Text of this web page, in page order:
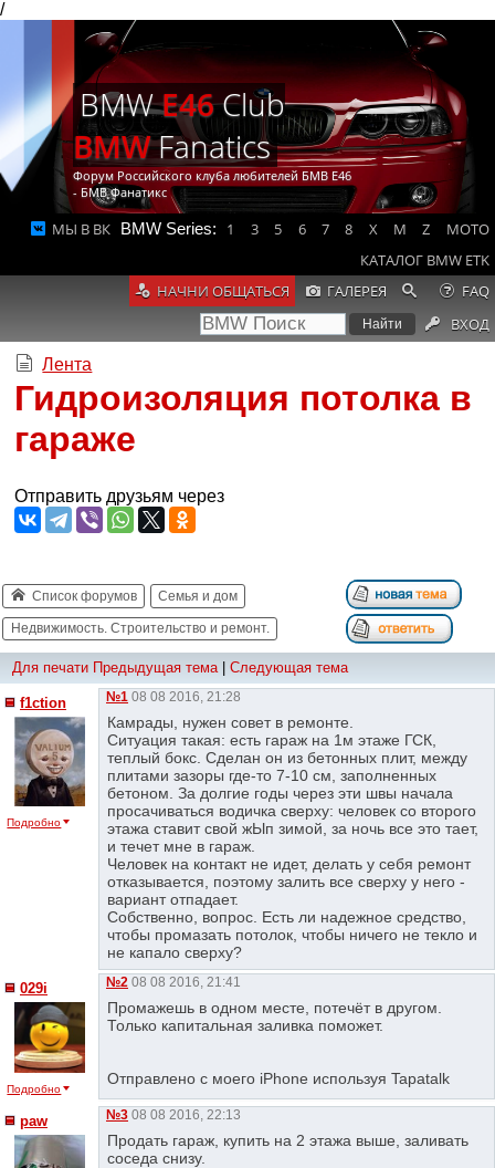
/
BMWE46Club
BMWFanatics
Форум Российского клуба любителей БМВ Е46
- БМВ Фанатикс
МЫ В ВК BMW Series: 1 3 5 6 7 8 X M Z
MOTO
КАТАЛОГ BMW ETK
НАЧНИ ОБЩАТЬСЯ
ГАЛЕРЕЯ
FAQ
ВХОД
Лента
Гидроизоляция потолка в
гараже
Отправить друзьям через
Список форумов Семья и дом
Недвижимость. Строительство и ремонт.
Для печати Предыдущая тема| Следующая тема
f1ction
Подробно
№1 08 08 2016, 21:28
Камрады, нужен совет в ремонте.
Ситуация такая: есть гараж на 1м этаже ГСК,
теплый бокс. Сделан он из бетонных плит, между
плитами зазоры где-то 7-10 см, заполненных
бетоном. За долгие годы через эти швы начала
просачиваться водичка сверху: человек со второго
этажа ставит свой жЫп зимой, за ночь все это тает,
и течет мне в гараж.
Человек на контакт не идет, делать у себя ремонт
отказывается, поэтому залить все сверху у него -
вариант отпадает.
Собственно, вопрос. Есть ли надежное средство,
чтобы промазать потолок, чтобы ничего не текло и
не капало сверху?
029i
Подробно
№2 08 08 2016, 21:41
Промажешь в одном месте, потечёт в другом.
Только капитальная заливка поможет.
Отправлено с моего iPhone используя Tapatalk
paw №3 08 08 2016, 22:13
Продать гараж, купить на 2 этажа выше, заливать
соседа снизу.